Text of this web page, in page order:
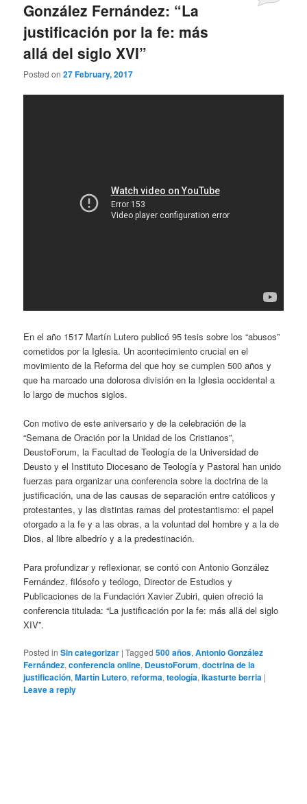
González Fernández: “La
justificación por la fe: más
allá del siglo XVI”
Posted on27 February, 2017
En el año 1517 Martín Lutero publicó 95 tesis sobre los “abusos”
cometidos por la Iglesia. Un acontecimiento crucial en el
movimiento de la Reforma del que hoy se cumplen 500 años y
que ha marcado una dolorosa división en la Iglesia occidental a
lo largo de muchos siglos.
Con motivo de este aniversario y de la celebración de la
“Semana de Oración por la Unidad de los Cristianos”,
DeustoForum, la Facultad de Teología de la Universidad de
Deusto y el Instituto Diocesano de Teología y Pastoral han unido
fuerzas para organizar una conferencia sobre la doctrina de la
justificación, una de las causas de separación entre católicos y
protestantes, y las distintas ramas del protestantismo: el papel
otorgado a la fe y a las obras, a la voluntad del hombre y a la de
Dios, al libre albedrío y a la predestinación.
Para profundizar y reflexionar, se contó con Antonio González
Fernández, filósofo y teólogo, Director de Estudios y
Publicaciones de la Fundación Xavier Zubiri, quien ofreció la
conferencia titulada: “La justificación por la fe: más allá del siglo
XIV”.
Posted in Sin categorizar |Tagged 500 años,Antonio González
Fernández,conferencia online, DeustoForum,doctrina de la
justificación,Martín Lutero,reforma,teología,ikasturte berria |
Leave a reply